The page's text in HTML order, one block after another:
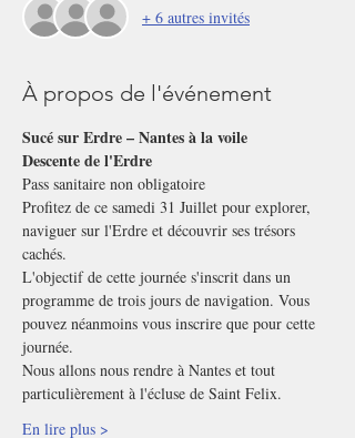
+ 6 autres invités
À propos de l'événement
Sucé sur Erdre – Nantes à la voile
Descente de l'Erdre
Pass sanitaire non obligatoire
Profitez de ce samedi 31 Juillet pour explorer,
naviguer sur l'Erdre et découvrir ses trésors
cachés.
L'objectif de cette journée s'inscrit dans un
programme de trois jours de navigation. Vous
pouvez néanmoins vous inscrire que pour cette
journée.
Nous allons nous rendre à Nantes et tout
particulièrement à l'écluse de Saint Felix.
En lire plus >